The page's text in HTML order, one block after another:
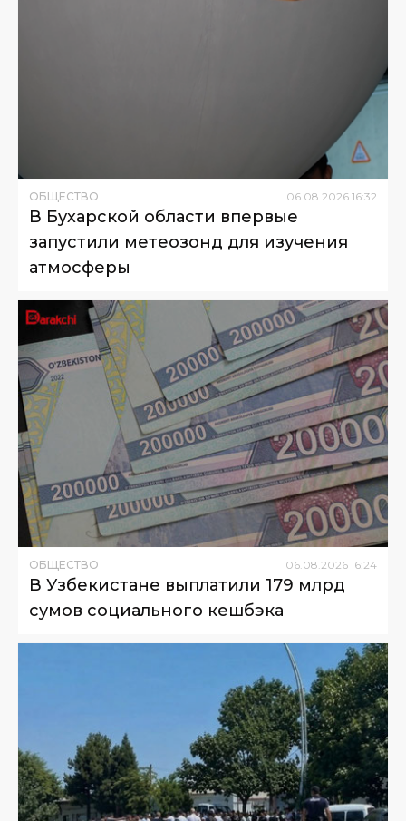
ОБЩЕСТВО 06 08 2026 16:32
В Бухарской области впервые
запустили метеозонд для изучения
атмосферы
ОБЩЕСТВО 06 08 2026 16:24
В Узбекистане выплатили 179 млрд
сумов социального кешбэка